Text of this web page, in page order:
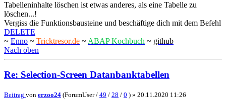
Tabelleninhalte löschen ist etwas anderes, als eine Tabelle zu
löschen...!
Vergiss die Funktionsbausteine und beschäftige dich mit dem Befehl
DELETE
~ Enno ~ Tricktresor.de ~ABAP Kochbuch ~ github
Nach oben
Re: Selection-Screen Datanbanktabellen
Beitrag von erzoo24 (ForumUser / 49 / 28 / 0 ) » 20.11.2020 11:26